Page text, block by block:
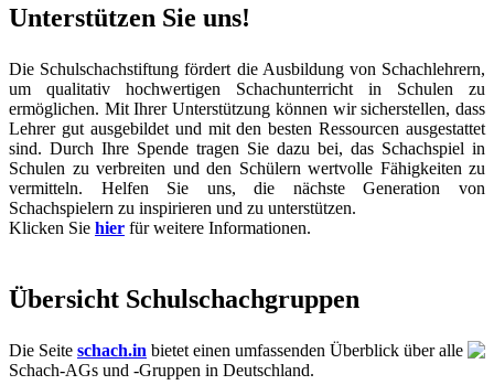
Unterstützen Sie uns!
Die Schulschachstiftung fördert die Ausbildung von Schachlehrern,
um qualitativ hochwertigen Schachunterricht in Schulen zu
ermöglichen. Mit Ihrer Unterstützung können wir sicherstellen, dass
Lehrer gut ausgebildet und mit den besten Ressourcen ausgestattet
sind. Durch Ihre Spende tragen Sie dazu bei, das Schachspiel in
Schulen zu verbreiten und den Schülern wertvolle Fähigkeiten zu
vermitteln. Helfen Sie uns, die nächste Generation von
Schachspielern zu inspirieren und zu unterstützen.
Klicken Sie hier für weitere Informationen.
Übersicht Schulschachgruppen
Die Seite schach.in bietet einen umfassenden Überblick über alle
Schach-AGs und -Gruppen in Deutschland.